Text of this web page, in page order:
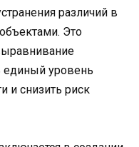
различий в
Это
единый уровень
и снизить риск